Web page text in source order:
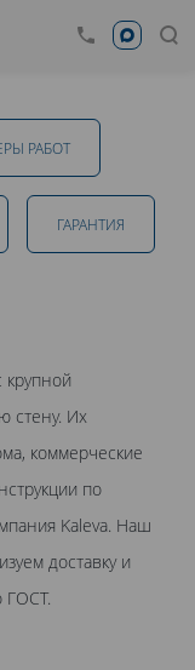
данных
РАБОТ
ГАРАНТИЯ
стену. Их
коммерческие
по
Kaleva. Наш
доставку и
ГОСТ.